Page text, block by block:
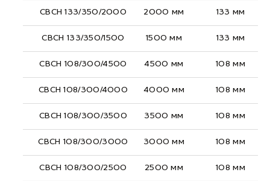
СВСН 133/350/2000 2000 мм 133 мм
СВСН 133/350/1500 1500 мм 133 мм
СВСН 108/300/4500 4500 мм 108 мм
СВСН 108/300/4000 4000 мм 108 мм
СВСН 108/300/3500 3500 мм 108 мм
СВСН 108/300/3000 3000 мм 108 мм
СВСН 108/300/2500 2500 мм 108 мм